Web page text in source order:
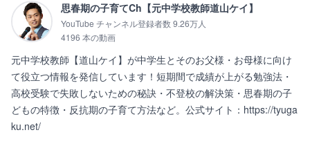
思春期の子育てCh【元中学校教師道山ケイ】
YouTube チャンネル登録者数 9.26万人
4196 本の動画
元中学校教師【道山ケイ】が中学生とそのお父様・お母様に向け
て役立つ情報を発信しています！短期間で成績が上がる勉強法・
高校受験で失敗しないための秘訣・不登校の解決策・思春期の子
どもの特徴・反抗期の子育て方法など。公式サイト：https://tyuga
ku.net/